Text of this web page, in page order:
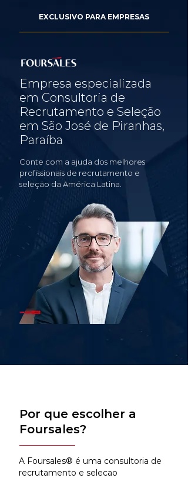
EXCLUSIVO PARA EMPRESAS
Empresa especializada
em Consultoria de
Recrutamento e Seleção
em São José de Piranhas,
Paraíba
Conte com a ajuda dos melhores
profissionais de recrutamento e
seleção da América Latina.
Por que escolher a
Foursales?
A Foursales® é uma consultoria de
recrutamento e selecao